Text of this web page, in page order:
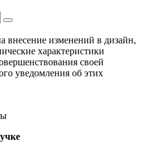
внесение изменений в дизайн,
характеристики
своей
уведомления об этих